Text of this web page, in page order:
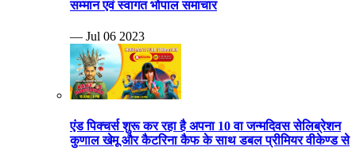
सम्मान एवं स्वागत भोपाल समाचार
— Jul 06 2023
एंड पिक्चर्स शुरू कर रहा है अपना 10 वा जन्मदिवस सेलिब्रेशन
कुणाल खेमू और कैटरिना कैफ के साथ डबल प्रीमियर वीकेण्ड से